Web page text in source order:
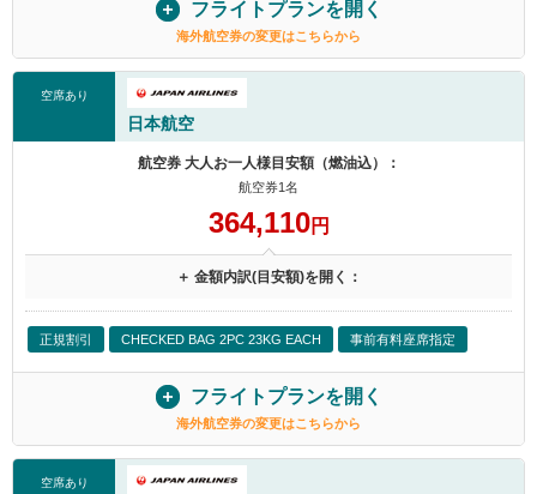
フライトプランを開く
海外航空券の変更はこちらから
空席あり
日本航空
航空券 大人お一人様目安額（燃油込）：
航空券1名
364,110円
＋ 金額内訳(目安額)を開く：
正規割引 CHECKED BAG 2PC 23KG EACH 事前有料座席指定
フライトプランを開く
海外航空券の変更はこちらから
空席あり